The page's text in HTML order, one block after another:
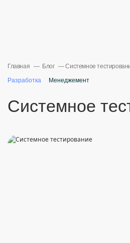
Главная Блог
Системное
Разработка
Менеджемент
Системное